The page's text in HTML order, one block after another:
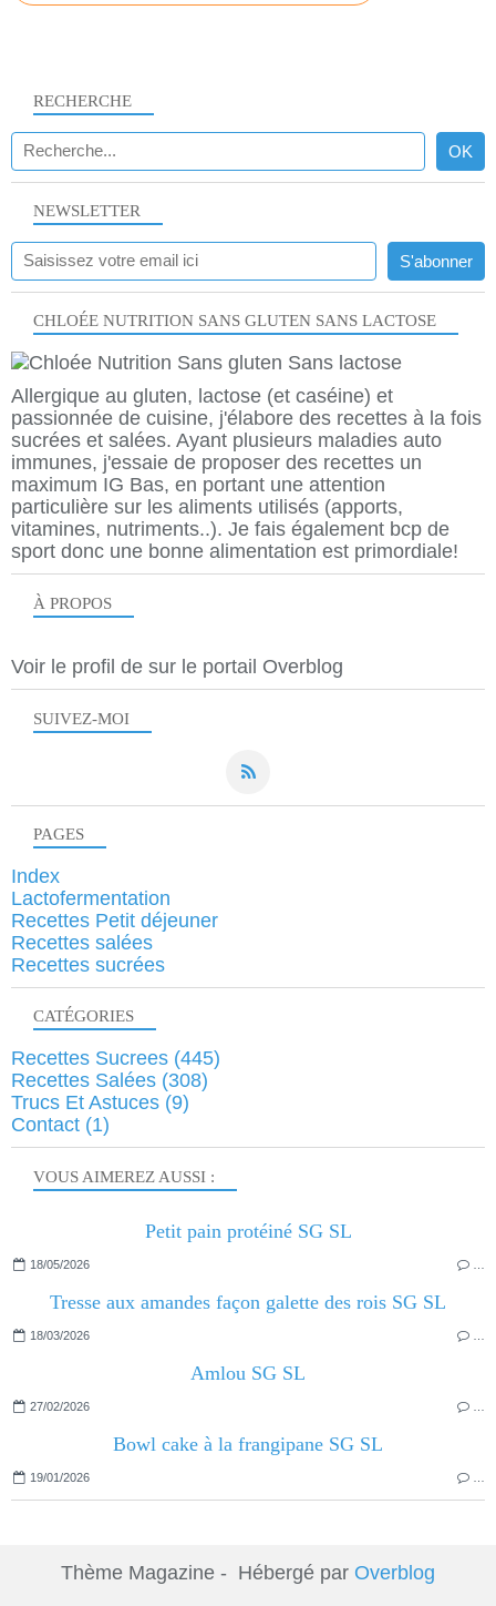
NEWSLETTER
SUIVEZ-MOI
RECHERCHE
CHLOÉE NUTRITION SANS GLUTEN SANS LACTOSE
Allergique au gluten, lactose (et caséine) et
passionnée de cuisine, j'élabore des recettes à la fois
sucrées et salées. Ayant plusieurs maladies auto
immunes, j'essaie de proposer des recettes un
maximum IG Bas, en portant une attention
particulière sur les aliments utilisés (apports,
vitamines, nutriments..). Je fais également bcp de
sport donc une bonne alimentation est primordiale!
À PROPOS
Voir le profil de sur le portail Overblog
VOUS AIMEREZ AUSSI :
Petit pain protéiné SG SL
18/05/2026
Tresse aux amandes façon galette des rois SG SL
18/03/2026
Amlou SG SL
27/02/2026
Bowl cake à la frangipane SG SL
19/01/2026
PAGES
Index
Lactofermentation
Recettes Petit déjeuner
Recettes salées
Recettes sucrées
CATÉGORIES
Recettes Sucrees (445)
Recettes Salées (308)
Trucs Et Astuces (9)
Contact (1)
Thème Magazine - Hébergé par Overblog